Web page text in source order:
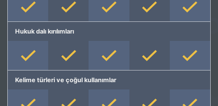
Hukuk dalı kırılımları
Kelime türleri ve çoğul kullanımlar